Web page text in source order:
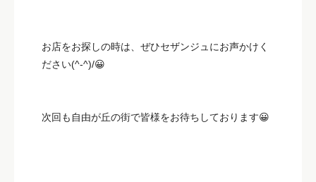
お店をお探しの時は、ぜひセザンジュにお声かけく
ださい(^-^)/😀
次回も自由が丘の街で皆様をお待ちしております😀